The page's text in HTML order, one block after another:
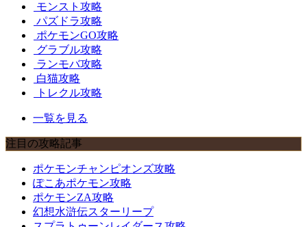
モンスト攻略
パズドラ攻略
ポケモンGO攻略
グラブル攻略
ランモバ攻略
白猫攻略
トレクル攻略
一覧を見る
注目の攻略記事
ポケモンチャンピオンズ攻略
ぽこあポケモン攻略
ポケモンZA攻略
幻想水滸伝スターリープ